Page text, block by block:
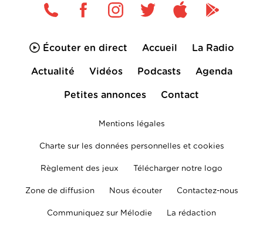
Écouter en direct Accueil La Radio
Actualité Vidéos Podcasts Agenda
Petites annonces Contact
Mentions légales
Charte sur les données personnelles et cookies
Règlement des jeux Télécharger notre logo
Zone de diffusion Nous écouter Contactez-nous
Communiquez sur Mélodie La rédaction